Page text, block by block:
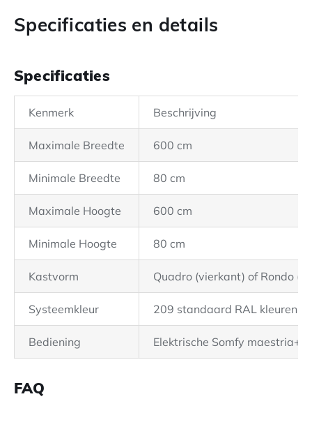
Specificaties en details
Specificaties
Kenmerk Beschrijving
Maximale Breedte 600 cm
Minimale Breedte 80 cm
Maximale Hoogte 600 cm
Minimale Hoogte 80 cm
Kastvorm Quadro (vierkant) of Rondo
Systeemkleur 209 standaard RAL kleuren
Bediening Elektrische Somfy maestria+
FAQ